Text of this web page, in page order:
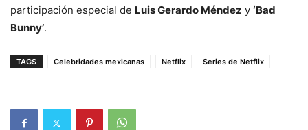
participación especial de Luis Gerardo Méndez y ‘Bad
Bunny’.
TAGS Celebridades mexicanas Netflix Series de Netflix